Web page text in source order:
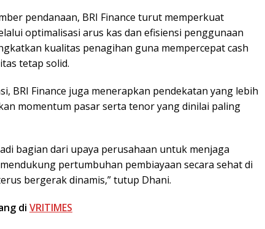
pendanaan, BRI Finance turut memperkuat
optimalisasi arus kas dan efisiensi penggunaan
kualitas penagihan guna mempercepat cash
tetap solid.
BRI Finance juga menerapkan pendekatan yang lebih
momentum pasar serta tenor yang dinilai paling
bagian dari upaya perusahaan untuk menjaga
pertumbuhan pembiayaan secara sehat di
bergerak dinamis,” tutup Dhani.
di VRITIMES